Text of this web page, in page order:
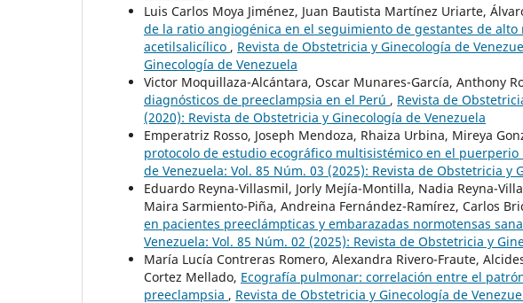
Luis Carlos Moya Jiménez, Juan Bautista Martínez Uriarte,
de la ratio angiogénica en el seguimiento de gestantes de
acetilsalicílico , Revista de Obstetricia y Ginecología de
Ginecología de Venezuela
Victor Moquillaza-Alcántara, Oscar Munares-García, Anthony
diagnósticos de preeclampsia en el Perú , Revista de
(2020): Revista de Obstetricia y Ginecología de Venezuela
Emperatriz Rosso, Joseph Mendoza, Rhaiza Urbina, Mireya
protocolo de estudio ecográfico multisistémico en el
de Venezuela: Vol. 85 Núm. 03 (2025): Revista de Obstetricia y
Eduardo Reyna-Villasmil, Jorly Mejía-Montilla, Nadia Reyna-
Maira Sarmiento-Piña, Andreina Fernández-Ramírez, Carlos
en pacientes preeclámpticas y embarazadas normotensas
Venezuela: Vol. 85 Núm. 02 (2025): Revista de Obstetricia y
María Lucía Contreras Romero, Alexandra Rivero-Fraute,
Cortez Mellado, Ecografía pulmonar: correlación entre el
preeclampsia , Revista de Obstetricia y Ginecología de